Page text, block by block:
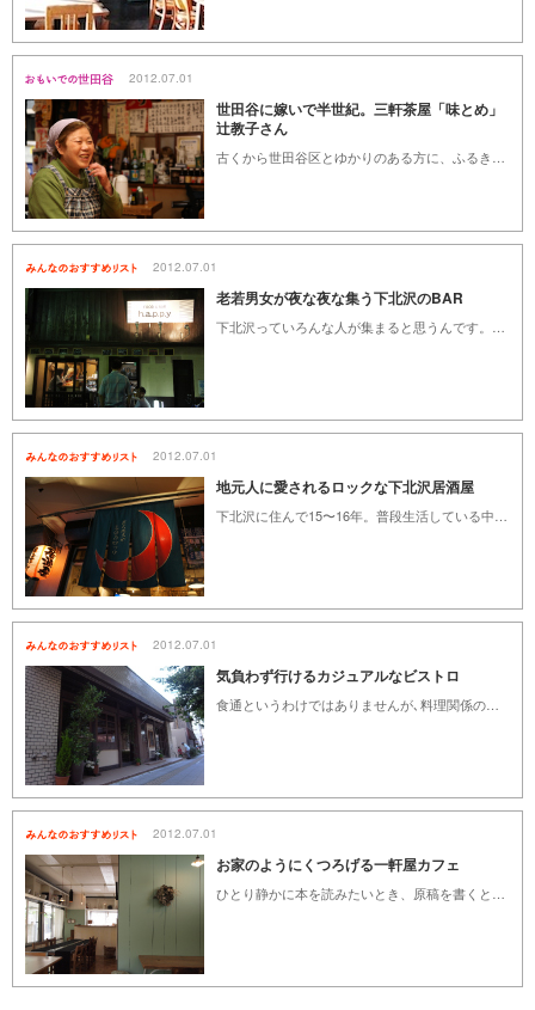
2012.07.01
世田谷に嫁いで半世紀。三軒茶屋「味とめ」
辻教子さん
2012.07.01
老若男女が夜な夜な集う下北沢のBAR
2012.07.01
地元人に愛されるロックな下北沢居酒屋
2012.07.01
気負わず行けるカジュアルなビストロ
2012.07.01
お家のようにくつろげる一軒屋カフェ